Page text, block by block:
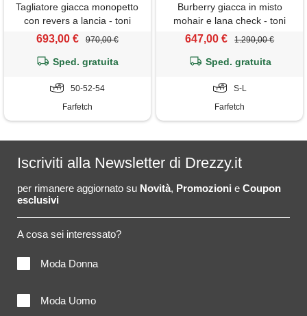
Tagliatore giacca monopetto
con revers a lancia - toni
neutri
693,00 € 970,00 €
Sped. gratuita
50-52-54
Farfetch
Burberry giacca in misto
mohair e lana check - toni
neutri
647,00 € 1.290,00 €
Sped. gratuita
S-L
Farfetch
Iscriviti alla Newsletter di Drezzy.it
per rimanere aggiornato su Novità, Promozioni e Coupon
esclusivi
A cosa sei interessato?
Moda Donna
Moda Uomo